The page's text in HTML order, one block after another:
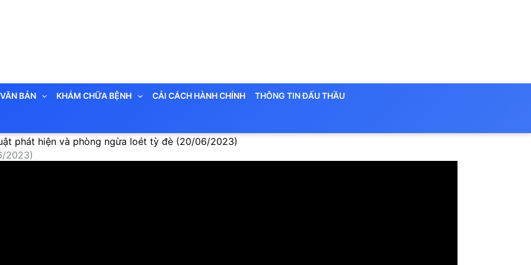
VĂN BẢN KHÁM CHỮA BỆNH CẢI CÁCH HÀNH CHÍNH THÔNG TIN ĐẤU THẦU
phát hiện và phòng ngừa loét tỳ đè (20/06/2023)
2023)